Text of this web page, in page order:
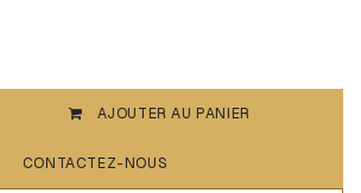
AJOUTER AU PANIER
CONTACTEZ-NOUS